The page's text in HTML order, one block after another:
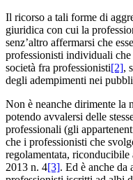
Il ricorso a tali forme di
giuridica con cui la
senz’altro affermarsi che
professionisti individuali
società fra professionisti[2],
degli adempimenti nei
Non è neanche dirimente la
potendo avvalersi delle
professionali (gli
che i professionisti che
regolamentata,
2013 n. 4[3]. Ed è anche da